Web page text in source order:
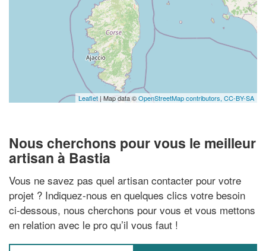
Leaflet | Map data ©OpenStreetMap contributors, CC-BY-SA
Nous cherchons pour vous le meilleur
artisan à Bastia
Vous ne savez pas quel artisan contacter pour votre
projet ? Indiquez-nous en quelques clics votre besoin
ci-dessous, nous cherchons pour vous et vous mettons
en relation avec le pro qu’il vous faut !